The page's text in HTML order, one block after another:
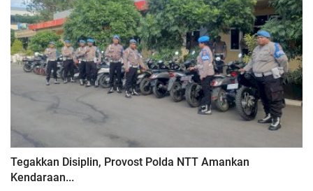
Tegakkan Disiplin, Provost Polda NTT Amankan
Kendaraan...